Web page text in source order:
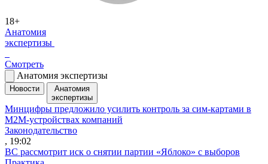
18+
Анатомия
экспертизы
Смотреть
Анатомия экспертизы
Новости
Анатомия
экспертизы
Минцифры предложило усилить контроль за сим-картами в
M2M-устройствах компаний
Законодательство
, 19:02
ВС рассмотрит иск о снятии партии «Яблоко» с выборов